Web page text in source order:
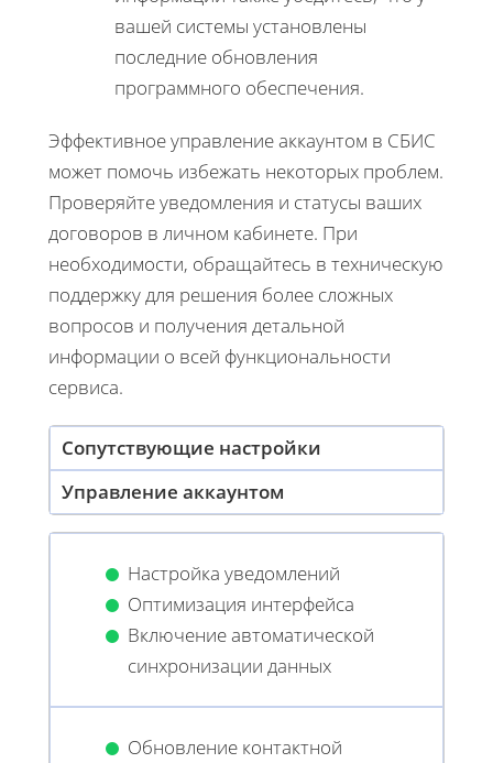
вашей системы установлены
последние обновления
программного обеспечения.
Эффективное управление аккаунтом в СБИС
может помочь избежать некоторых проблем.
Проверяйте уведомления и статусы ваших
договоров в личном кабинете. При
необходимости, обращайтесь в техническую
поддержку для решения более сложных
вопросов и получения детальной
информации о всей функциональности
сервиса.
Сопутствующие настройки
Управление аккаунтом
Настройка уведомлений
Оптимизация интерфейса
Включение автоматической
синхронизации данных
Обновление контактной